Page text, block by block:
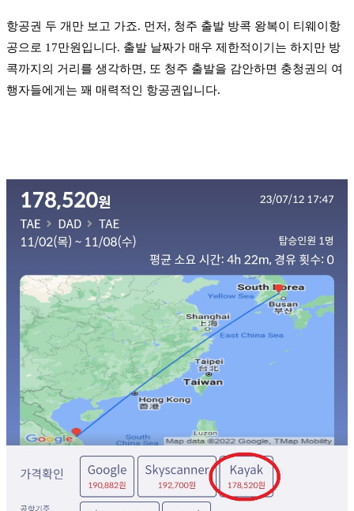
항공권 두 개만 보고 가죠. 먼저, 청주 출발 방콕 왕복이 티웨이항
공으로 17만원입니다. 출발 날짜가 매우 제한적이기는 하지만 방
콕까지의 거리를 생각하면, 또 청주 출발을 감안하면 충청권의 여
행자들에게는 꽤 매력적인 항공권입니다.